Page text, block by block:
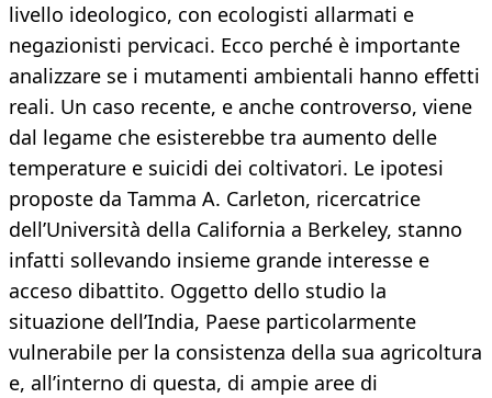
livello ideologico, con ecologisti allarmati e
negazionisti pervicaci. Ecco perché è importante
analizzare se i mutamenti ambientali hanno effetti
reali. Un caso recente, e anche controverso, viene
dal legame che esisterebbe tra aumento delle
temperature e suicidi dei coltivatori. Le ipotesi
proposte da Tamma A. Carleton, ricercatrice
dell’Università della California a Berkeley, stanno
infatti sollevando insieme grande interesse e
acceso dibattito. Oggetto dello studio la
situazione dell’India, Paese particolarmente
vulnerabile per la consistenza della sua agricoltura
e, all’interno di questa, di ampie aree di